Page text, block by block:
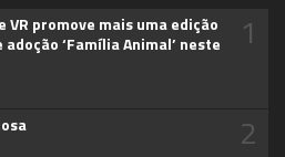
VR promove mais uma edição
adoção ‘Família Animal’ neste
1
2